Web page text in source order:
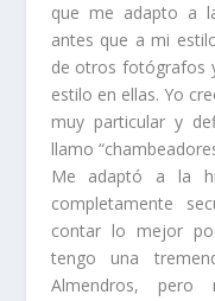
que me adapto a
antes que a mi
de otros fotógrafos
estilo en ellas. Yo
muy particular y
llamo
Me adaptó a la
completamente
contar lo mejor
tengo una
Almendros,